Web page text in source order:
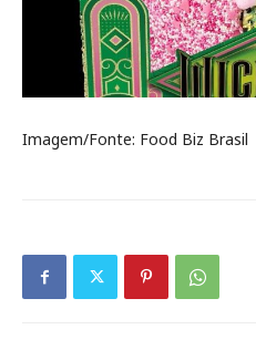
Imagem/Fonte: Food Biz Brasil